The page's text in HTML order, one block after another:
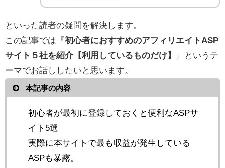
といった読者の疑問を解決します。
この記事では『 初心者におすすめのアフィリエイトASP
サイト５社を紹介【利用しているものだけ】
』というテ
ーマでお話ししたいと思います。
本記事の内容
初心者が最初に登録しておくと便利なASPサ
イト5選
実際に本サイトで最も収益が発生している
ASPも暴露。